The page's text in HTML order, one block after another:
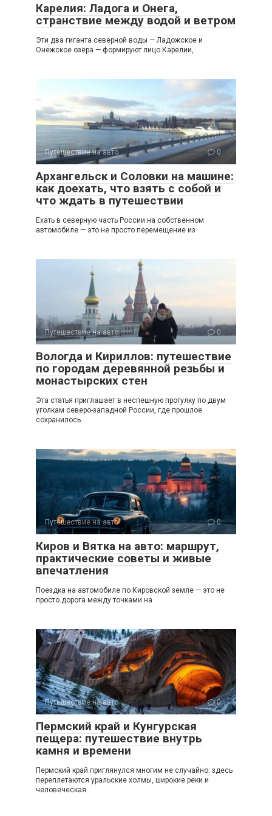
Карелия: Ладога и Онега,
странствие между водой и ветром
Эти два гиганта северной воды — Ладожское и
Онежское озёра — формируют лицо Карелии,
Путешествие на авто 0
Архангельск и Соловки на машине:
как доехать, что взять с собой и
что ждать в путешествии
Ехать в северную часть России на собственном
автомобиле — это не просто перемещение из
Путешествие на авто 0
Вологда и Кириллов: путешествие
по городам деревянной резьбы и
монастырских стен
Эта статья приглашает в неспешную прогулку по двум
уголкам северо-западной России, где прошлое
сохранилось
Путешествие на авто 0
Киров и Вятка на авто: маршрут,
практические советы и живые
впечатления
Поездка на автомобиле по Кировской земле — это не
просто дорога между точками на
Путешествие на авто 0
Пермский край и Кунгурская
пещера: путешествие внутрь
камня и времени
Пермский край приглянулся многим не случайно: здесь
переплетаются уральские холмы, широкие реки и
человеческая